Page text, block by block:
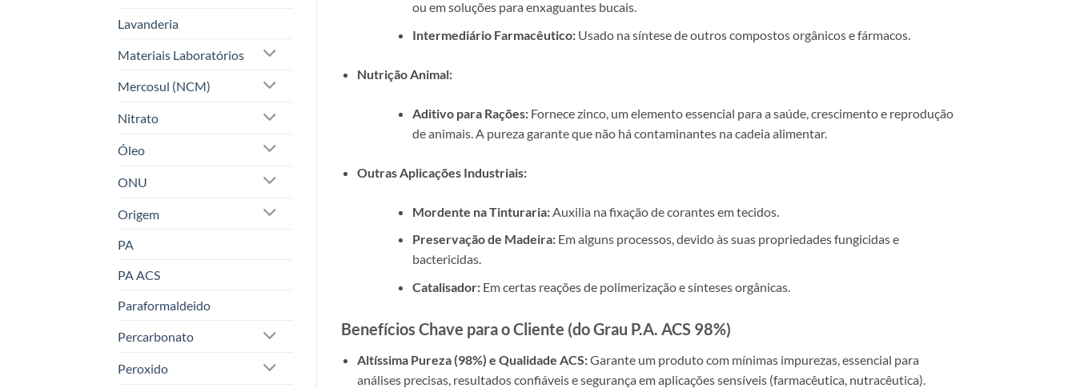
Lavanderia
Materiais Laboratórios
Mercosul (NCM)
Nitrato
Óleo
ONU
Origem
PA
PA ACS
Paraformaldeido
Percarbonato
Peroxido
ou em soluções para enxaguantes bucais.
Intermediário Farmacêutico: Usado na síntese de outros compostos orgânicos e fármacos.
Nutrição Animal:
Aditivo para Rações: Fornece zinco, um elemento essencial para a saúde, crescimento e reprodução
de animais. A pureza garante que não há contaminantes na cadeia alimentar.
Outras Aplicações Industriais:
Mordente na Tinturaria: Auxilia na fixação de corantes em tecidos.
Preservação de Madeira: Em alguns processos, devido às suas propriedades fungicidas e
bactericidas.
Catalisador: Em certas reações de polimerização e sínteses orgânicas.
Benefícios Chave para o Cliente (do Grau P.A. ACS 98%)
Altíssima Pureza (98%) e Qualidade ACS:Garante um produto com mínimas impurezas, essencial para
análises precisas, resultados confiáveis e segurança em aplicações sensíveis (farmacêutica, nutracêutica).